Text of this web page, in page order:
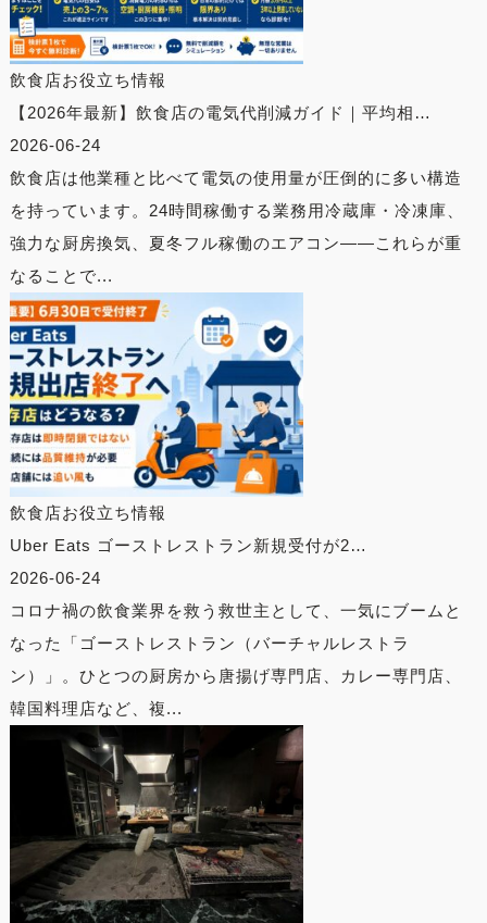
飲食店お役立ち情報
【2026年最新】飲食店の電気代削減ガイド｜平均相…
2026-06-24
飲食店は他業種と比べて電気の使用量が圧倒的に多い構造
を持っています。24時間稼働する業務用冷蔵庫・冷凍庫、
強力な厨房換気、夏冬フル稼働のエアコン——これらが重
なることで...
飲食店お役立ち情報
Uber Eats ゴーストレストラン新規受付が2…
2026-06-24
コロナ禍の飲食業界を救う救世主として、一気にブームと
なった「ゴーストレストラン（バーチャルレストラ
ン）」。ひとつの厨房から唐揚げ専門店、カレー専門店、
韓国料理店など、複...